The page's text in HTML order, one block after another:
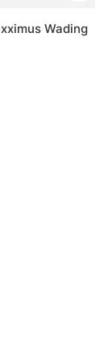
Wading